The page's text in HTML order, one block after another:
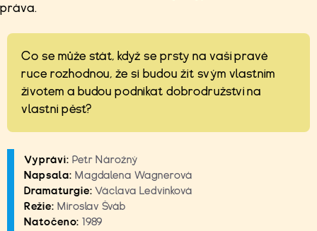
práva.
Co se může stát, když se prsty na vaší pravé
ruce rozhodnou, že si budou žít svým vlastním
životem a budou podnikat dobrodružství na
vlastní pěst?
Vypráví: Petr Nárožný
Napsala: Magdalena Wagnerová
Dramaturgie: Václava Ledvinková
Režie: Miroslav Šváb
Natočeno: 1989